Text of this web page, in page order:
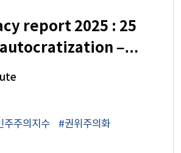
report 2025 : 25
–
trumped?
주주의지수
#권위주의화